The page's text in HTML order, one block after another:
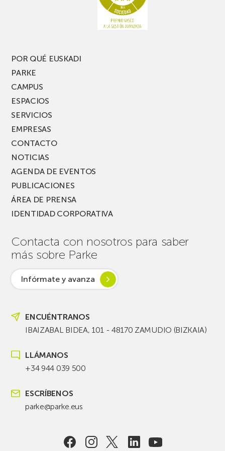
PARKEA
MUSIK
POR QUÉ EUSKADI
PARKE
CAMPUS
ESPACIOS
SERVICIOS
EMPRESAS
CONTACTO
NOTICIAS
AGENDA DE EVENTOS
PUBLICACIONES
ÁREA DE PRENSA
IDENTIDAD CORPORATIVA
Contacta con nosotros para saber
más sobre Parke
Infórmate y avanza
ENCUÉNTRANOS
IBAIZABAL BIDEA, 101 - 48170 ZAMUDIO (BIZKAIA)
LLÁMANOS
+34 944 039 500
ESCRÍBENOS
parke@parke.eus